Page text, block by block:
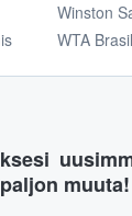
Winston
WTA
muuta!